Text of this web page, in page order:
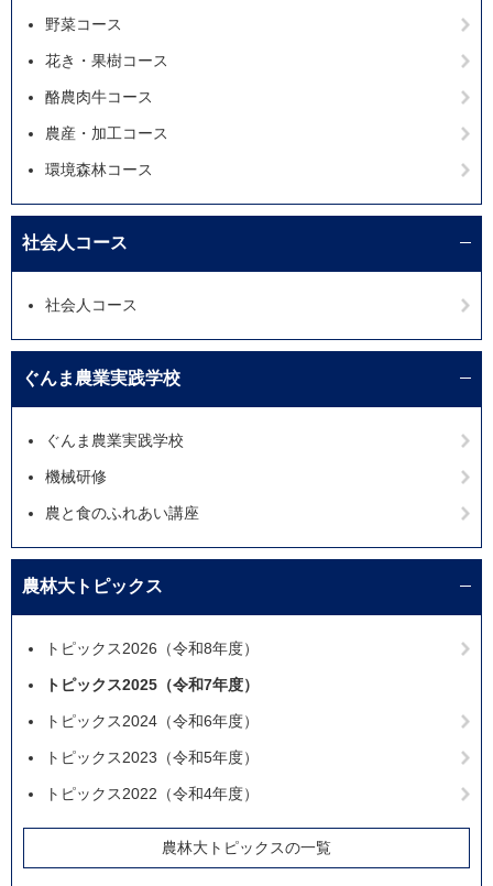
野菜コース
花き・果樹コース
酪農肉牛コース
農産・加工コース
環境森林コース
社会人コース
社会人コース
ぐんま農業実践学校
ぐんま農業実践学校
機械研修
農と食のふれあい講座
農林大トピックス
トピックス2026（令和8年度）
トピックス2025（令和7年度）
トピックス2024（令和6年度）
トピックス2023（令和5年度）
トピックス2022（令和4年度）
農林大トピックスの一覧